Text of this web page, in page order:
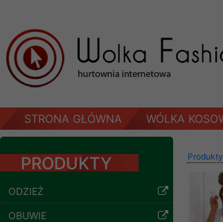
STRONA GŁÓWNA WÓLKA
PRODUKTY
ODZIEŻ
OBUWIE
Produkty